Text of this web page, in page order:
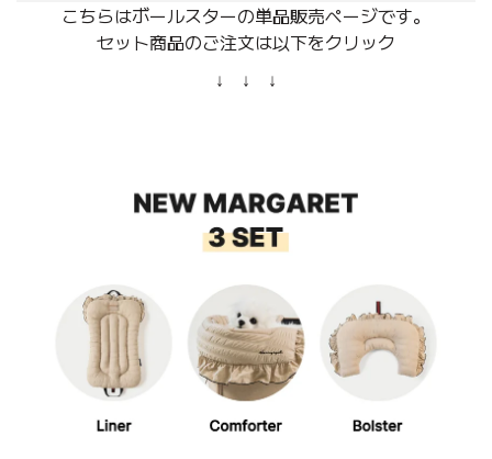
こちらはボールスターの単品販売ページです。
セット商品のご注文は以下をクリック
↓ ↓ ↓